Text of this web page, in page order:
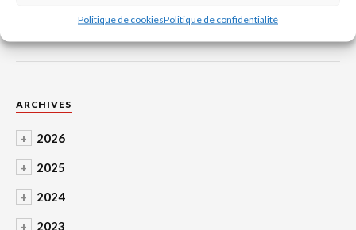
Politique de cookiesPolitique de confidentialité
ARCHIVES
+ 2026
+ 2025
+ 2024
+ 2023